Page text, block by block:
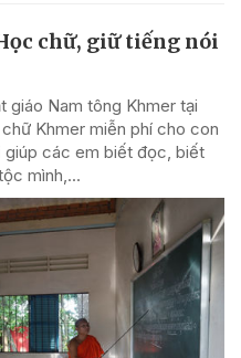
chữ, giữ tiếng nói
giáo Nam tông Khmer tại
Khmer miễn phí cho con
giúp các em biết đọc, biết
mình,...